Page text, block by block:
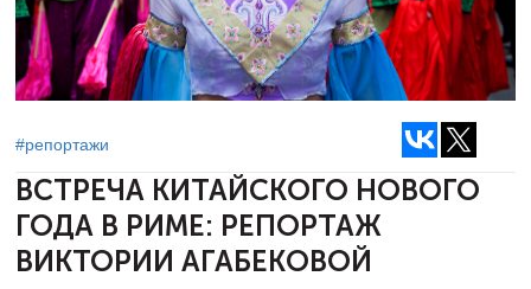
#репортажи
ВСТРЕЧА КИТАЙСКОГО НОВОГО
ГОДА В РИМЕ: РЕПОРТАЖ
ВИКТОРИИ АГАБЕКОВОЙ